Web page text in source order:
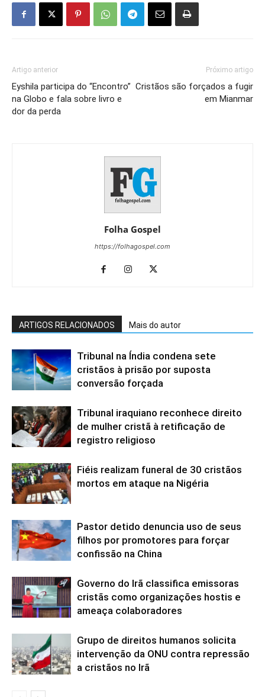
Artigo anterior
Eyshila participa do “Encontro”
na Globo e fala sobre livro e
dor da perda
Próximo artigo
Cristãos são forçados a fugir
em Mianmar
Folha Gospel
https://folhagospel.com
ARTIGOS RELACIONADOS Mais do autor
Tribunal na Índia condena sete
cristãos à prisão por suposta
conversão forçada
Tribunal iraquiano reconhece direito
de mulher cristã à retificação de
registro religioso
Fiéis realizam funeral de 30 cristãos
mortos em ataque na Nigéria
Pastor detido denuncia uso de seus
filhos por promotores para forçar
confissão na China
Governo do Irã classifica emissoras
cristãs como organizações hostis e
ameaça colaboradores
Grupo de direitos humanos solicita
intervenção da ONU contra repressão
a cristãos no Irã